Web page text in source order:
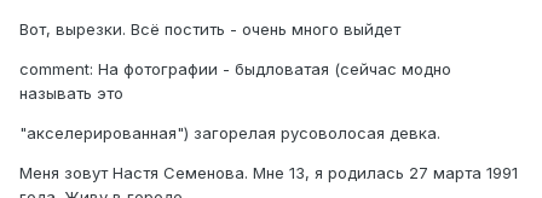
Вот, вырезки. Всё постить - очень много выйдет
comment: Hа фотографии - быдловатая (сейчас модно
называть это
"акселерированная") загорелая русоволосая девка.
Меня зовут Hастя Семенова. Мне 13, я родилась 27 марта 1991